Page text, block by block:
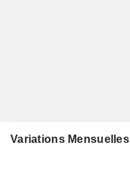
Variations Mensuelles